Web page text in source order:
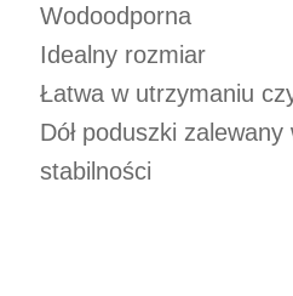
Wodoodporna
Idealny rozmiar
Łatwa w utrzymaniu
Dół poduszki
stabilności